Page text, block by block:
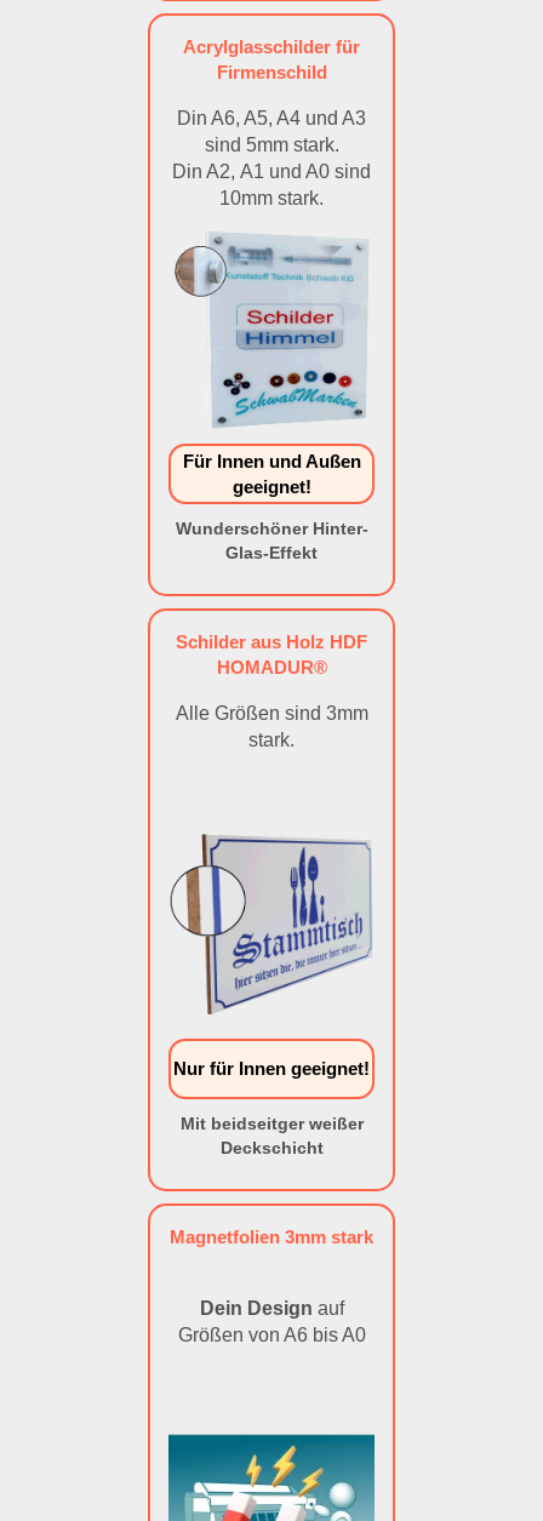
Acrylglasschilder für
Firmenschild
Din A6, A5, A4 und A3
sind 5mm stark.
Din A2, A1 und A0 sind
10mm stark.
Für Innen und Außen
geeignet!
Wunderschöner Hinter-
Glas-Effekt
Schilder aus Holz HDF
HOMADUR®
Alle Größen sind 3mm
stark.
Nur für Innen geeignet!
Mit beidseitger weißer
Deckschicht
Magnetfolien 3mm stark
Dein Design auf
Größen von A6 bis A0